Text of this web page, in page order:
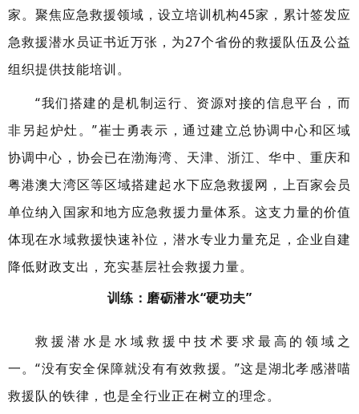
家。聚焦应急救援领域，设立培训机构45家，累计签发应
急救援潜水员证书近万张，为27个省份的救援队伍及公益
组织提供技能培训。
“我们搭建的是机制运行、资源对接的信息平台，而
非另起炉灶。”崔士勇表示，通过建立总协调中心和区域
协调中心，协会已在渤海湾、天津、浙江、华中、重庆和
粤港澳大湾区等区域搭建起水下应急救援网，上百家会员
单位纳入国家和地方应急救援力量体系。这支力量的价值
体现在水域救援快速补位，潜水专业力量充足，企业自建
降低财政支出，充实基层社会救援力量。
训练：磨砺潜水“硬功夫”
救援潜水是水域救援中技术要求最高的领域之
一。“没有安全保障就没有有效救援。”这是湖北孝感潜喵
救援队的铁律，也是全行业正在树立的理念。